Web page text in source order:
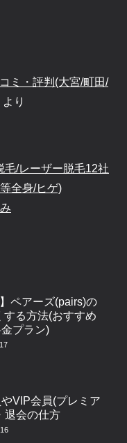
ミ・評判(大宮/町田/
より
毛/レーザー脱毛12社
全身/ヒゲ)
ペアーズ(pairs)の
する方法(おすすめ
プラン)
VIP会員(プレミア
退会の仕方